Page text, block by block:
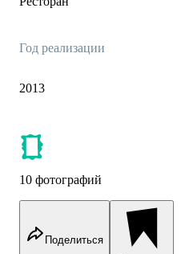
Год реализации
2013
10 фотографий
Поделиться